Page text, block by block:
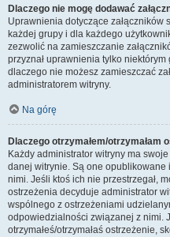
Dlaczego nie mogę dodawać
Uprawnienia dotyczące
każdej grupy i dla każdego
zezwolić na zamieszczanie
przyznał uprawnienia tylko
dlaczego nie możesz zamieszczać
administratorem witryny.
Na górę
Dlaczego otrzymałem/otrzymałam
Każdy administrator witryny ma
danej witrynie. Są one
nimi. Jeśli ktoś ich nie przestrzegał,
ostrzeżenia decyduje administrator
wspólnego z ostrzeżeniami
odpowiedzialności związanej z nimi.
otrzymałeś/otrzymałaś ostrzeżenie,